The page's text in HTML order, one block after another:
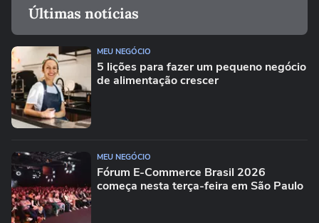
Últimas notícias
MEU NEGÓCIO
5 lições para fazer um pequeno negócio
de alimentação crescer
MEU NEGÓCIO
Fórum E-Commerce Brasil 2026
começa nesta terça-feira em São Paulo